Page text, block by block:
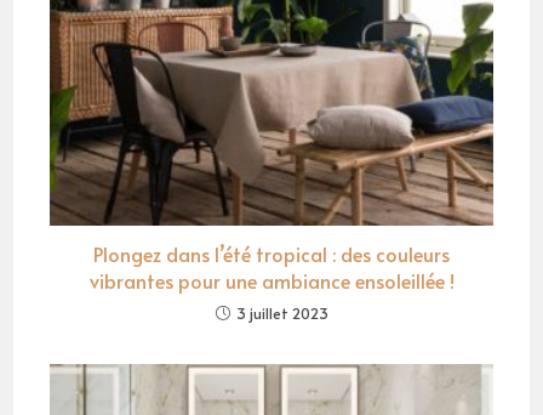
Plongez dans l’été tropical : des couleurs
vibrantes pour une ambiance ensoleillée !
3 juillet 2023